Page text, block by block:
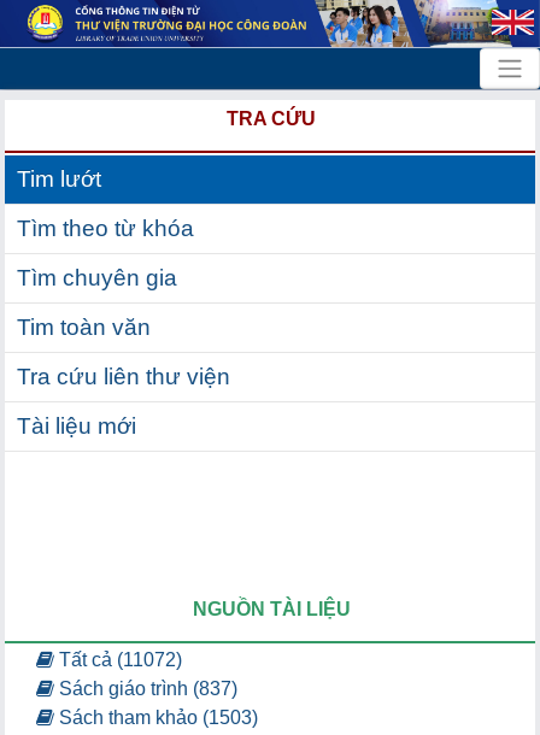
TRA CỨU
Tim lướt
Tìm theo từ khóa
Tìm chuyên gia
Tim toàn văn
Tra cứu liên thư viện
Tài liệu mới
NGUỒN TÀI LIỆU
Tất cả (11072)
Sách giáo trình (837)
Sách tham khảo (1503)